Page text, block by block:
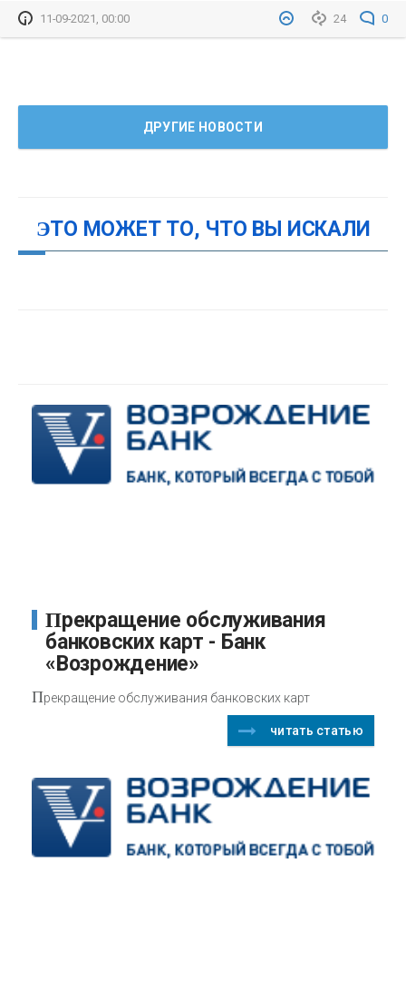
24 0
11-09-2021, 00:00
ДРУГИЕ НОВОСТИ
ЭТО МОЖЕТ ТО, ЧТО ВЫ ИСКАЛИ
Прекращение обслуживания
банковских карт - Банк
«Возрождение»
Прекращение обслуживания банковских карт
читать статью